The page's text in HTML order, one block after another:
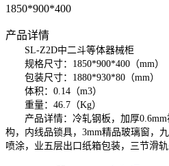
1850*900*400
产品详情
SL-Z2D中二斗等体器械柜
规格尺寸：1850*900*400（mm）
包装尺寸：1880*930*80（mm）
体积：0.14（m3）
重量：46.7（Kg）
产品详情：冷轧钢板，加厚0.6mm
构，内线品锁具，3mm精品玻璃窗，
喷涂，业五层出口纸箱包装，三节滑